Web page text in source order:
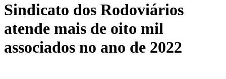
Sindicato dos Rodoviários
atende mais de oito mil
associados no ano de 2022